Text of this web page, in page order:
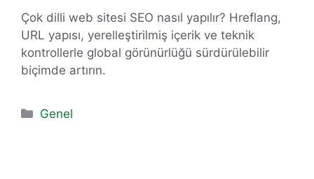
Çok dilli web sitesi SEO nasıl yapılır? Hreflang,
URL yapısı, yerelleştirilmiş içerik ve teknik
kontrollerle global görünürlüğü sürdürülebilir
biçimde artırın.
Kategoriler
Genel